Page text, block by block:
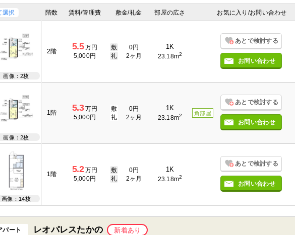
選択 階数 賃料/管理費 敷金/礼金 部屋の広さ お気に入り /お問い合わせ
画像：2枚
2階 5.5万円
5,000円
敷
0円
礼
2ヶ月
1K
23.18m2
あとで検討する
お問い合わせ
画像：2枚
1階 5.3万円
5,000円
敷
0円
礼
2ヶ月
1K
23.18m2 角部屋
あとで検討する
お問い合わせ
画像：14枚
1階 5.2万円
5,000円
敷
0円
礼
2ヶ月
1K
23.18m2
あとで検討する
お問い合わせ
パート レオパレスたかの 新着あり